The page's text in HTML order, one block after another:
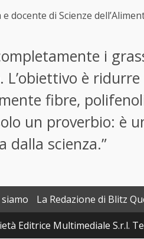
docente di Scienze
i
L’obiettivo è
fibre,
un proverbio: è
dalla scienza.”
La Redazione di Blitz
Editrice Multimediale S.r.l.